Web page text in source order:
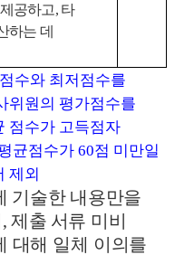
공하고, 타
하는 데
수와 최저점수를
위원의 평가점수를
점수가 고득점자
균점수가 60점 미만일
제외
기술한 내용만을
,제출 서류 미비
대해 일체 이의를